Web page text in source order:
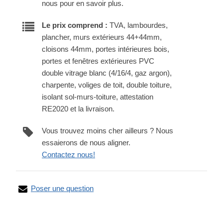
nous pour en savoir plus.
Le prix comprend : TVA, lambourdes,
plancher, murs extérieurs 44+44mm,
cloisons 44mm, portes intérieures bois,
portes et fenêtres extérieures PVC
double vitrage blanc (4/16/4, gaz argon),
charpente, voliges de toit, double toiture,
isolant sol-murs-toiture, attestation
RE2020 et la livraison.
Vous trouvez moins cher ailleurs ? Nous
essaierons de nous aligner.
Contactez nous!
Poser une question